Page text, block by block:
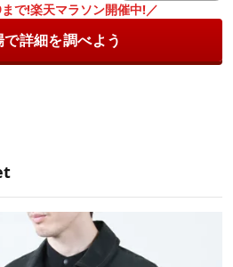
で!楽天マラソン開催中!／
詳細を調べよう